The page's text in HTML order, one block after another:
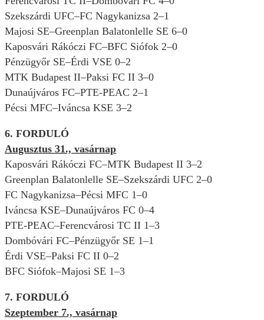
Szekszárdi UFC–FC Nagykanizsa 2–1
Majosi SE–Greenplan Balatonlelle SE 6–0
Kaposvári Rákóczi FC–BFC Siófok 2–0
Pénzügyőr SE–Érdi VSE 0–2
MTK Budapest II–Paksi FC II 3–0
Dunaújváros FC–PTE-PEAC 2–1
Pécsi MFC–Iváncsa KSE 3–2
6. FORDULÓ
Augusztus 31., vasárnap
Kaposvári Rákóczi FC–MTK Budapest II 3–2
Greenplan Balatonlelle SE–Szekszárdi UFC 2–0
FC Nagykanizsa–Pécsi MFC 1–0
Iváncsa KSE–Dunaújváros FC 0–4
PTE-PEAC–Ferencvárosi TC II 1–3
Dombóvári FC–Pénzügyőr SE 1–1
Érdi VSE–Paksi FC II 0–2
BFC Siófok–Majosi SE 1–3
7. FORDULÓ
Szeptember 7., vasárnap